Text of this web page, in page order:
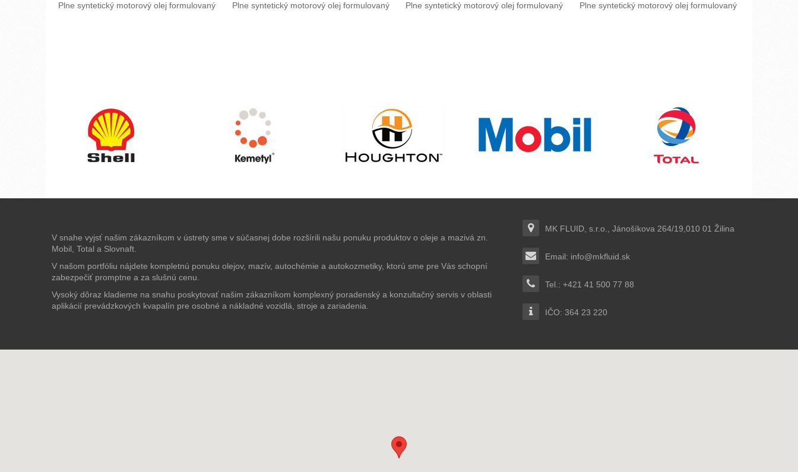
Plne syntetický motorový olej formulovaný
Plne syntetický motorový olej formulovaný
Plne syntetický motorový olej formulovaný
Plne syntetický motorový olej formulovaný
V snahe vyjsť našim zákazníkom v ústrety sme v súčasnej dobe rozšírili našu ponuku produktov o oleje a mazivá zn.
Mobil, Total a Slovnaft.
V našom portfóliu nájdete kompletnú ponuku olejov, mazív, autochémie a autokozmetiky, ktorú sme pre Vás schopní
zabezpečiť promptne a za slušnú cenu.
Vysoký dôraz kladieme na snahu poskytovať našim zákazníkom komplexný poradenský a konzultačný servis v oblasti
aplikácií prevádzkových kvapalín pre osobné a nákladné vozidlá, stroje a zariadenia.
MK FLUID, s.r.o., Jánošíkova 264/19,010 01 Žilina
Email: info@mkfluid.sk
Tel.: +421 41 500 77 88
IČO: 364 23 220